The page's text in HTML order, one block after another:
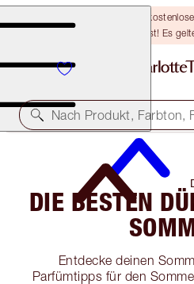
LETZTE CHANCE! Erhalte ein
€ ausgibst! Es
Nach Produkt, Farbton,
DIE BESTEN
Entdecke deinen
Parfümtipps für den